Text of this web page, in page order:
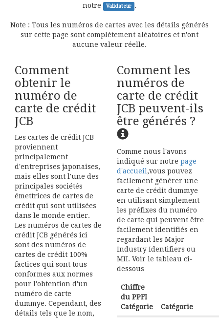
notre
Validateur .
Note : Tous les numéros de cartes avec les détails générés
sur cette page sont complètement aléatoires et n'ont
aucune valeur réelle.
Comment
obtenir le
numéro de
carte de crédit
JCB
Les cartes de crédit JCB
proviennent
principalement
d'entreprises japonaises,
mais elles sont l'une des
principales sociétés
émettrices de cartes de
crédit qui sont utilisées
dans le monde entier.
Les numéros de cartes de
crédit JCB générés ici
sont des numéros de
cartes de crédit 100%
factices qui sont tous
conformes aux normes
pour l'obtention d'un
numéro de carte
dummye. Cependant, des
détails tels que le nom,
Comment les
numéros de
carte de crédit
JCB peuvent-ils
être générés ?
Comme nous l'avons
indiqué sur notre page
d'accueil,vous pouvez
facilement générer une
carte de crédit dummye
en utilisant simplement
les préfixes du numéro
de carte qui peuvent être
facilement identifiés en
regardant les Major
Industry Identifiers ou
MII. Voir le tableau ci-
dessous
Chiffre
du PPFI
Catégorie
Catégorie